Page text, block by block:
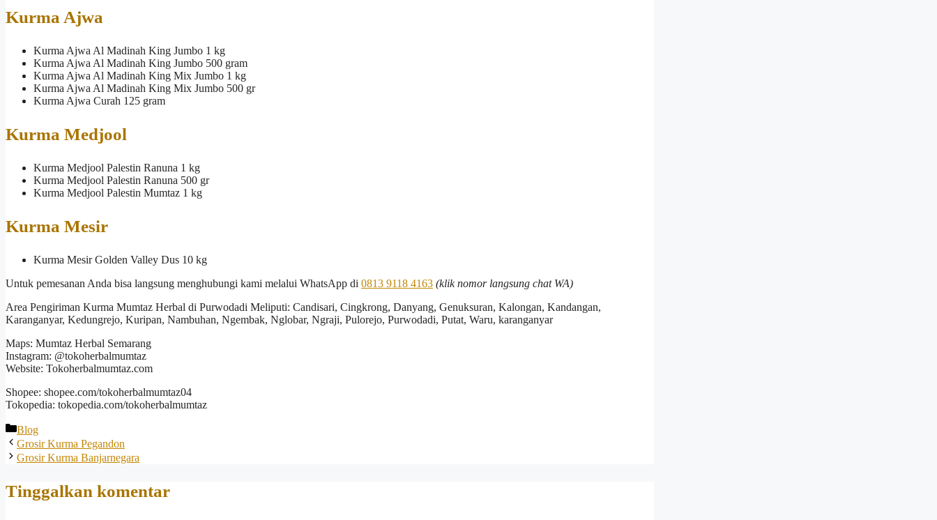
Kurma Ajwa
Kurma Ajwa Al Madinah King Jumbo 1 kg
Kurma Ajwa Al Madinah King Jumbo 500 gram
Kurma Ajwa Al Madinah King Mix Jumbo 1 kg
Kurma Ajwa Al Madinah King Mix Jumbo 500 gr
Kurma Ajwa Curah 125 gram
Kurma Medjool
Kurma Medjool Palestin Ranuna 1 kg
Kurma Medjool Palestin Ranuna 500 gr
Kurma Medjool Palestin Mumtaz 1 kg
Kurma Mesir
Kurma Mesir Golden Valley Dus 10 kg
Untuk pemesanan Anda bisa langsung menghubungi kami melalui WhatsApp di 0813 9118 4163 (klik nomor langsung chat WA)
Area Pengiriman Kurma Mumtaz Herbal di Purwodadi Meliputi: Candisari, Cingkrong, Danyang, Genuksuran, Kalongan, Kandangan,
Karanganyar, Kedungrejo, Kuripan, Nambuhan, Ngembak, Nglobar, Ngraji, Pulorejo, Purwodadi, Putat, Waru, karanganyar
Maps: Mumtaz Herbal Semarang
Instagram: @tokoherbalmumtaz
Website: Tokoherbalmumtaz.com
Shopee: shopee.com/tokoherbalmumtaz04
Tokopedia: tokopedia.com/tokoherbalmumtaz
Kategori
Blog
Grosir Kurma Pegandon
Grosir Kurma Banjarnegara
Tinggalkan komentar